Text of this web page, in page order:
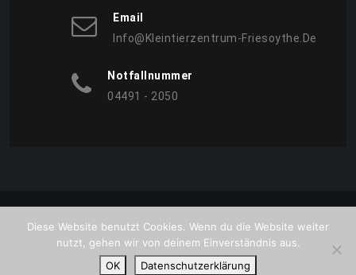
Email
Info@kleintierzentrum-Friesoythe.de
Notfallnummer
04491 - 2050
Proudly powered by WordPress |Theme:BetterHealthby
Diese Website benutzt Cookies. Wenn du die Website weiter
nutzt, gehen wir von deinem Einverständnis aus.
OK
Datenschutzerklärung